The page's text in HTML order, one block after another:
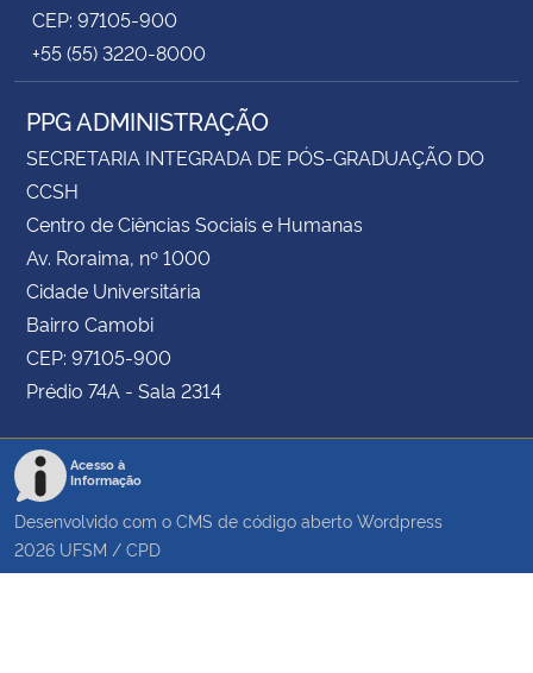
CEP: 97105-900
+55 (55) 3220-8000
PPG ADMINISTRAÇÃO
SECRETARIA INTEGRADA DE PÓS-GRADUAÇÃO DO
CCSH
Centro de Ciências Sociais e Humanas
Av. Roraima, nº 1000
Cidade Universitária
Bairro Camobi
CEP: 97105-900
Prédio 74A - Sala 2314
Acesso à
Informação
Desenvolvido com o CMS de código aberto Wordpress
2026 UFSM / CPD